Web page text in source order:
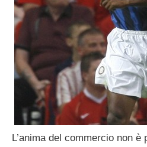
L’anima del commercio non